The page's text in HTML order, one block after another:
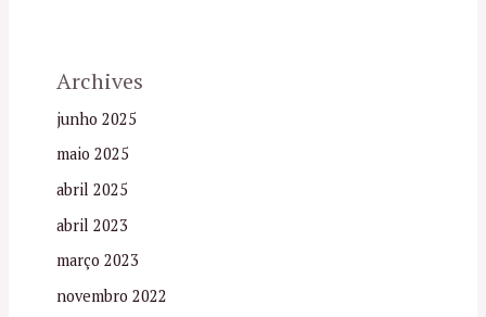
Archives
junho 2025
maio 2025
abril 2025
abril 2023
março 2023
novembro 2022